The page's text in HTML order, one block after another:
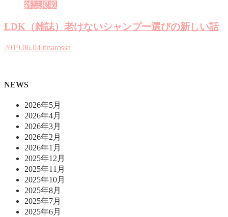
雑誌掲載
LDK（雑誌）老けないシャンプー選びの新しい話
2019.06.04 tinarossa
NEWS
2026年5月
2026年4月
2026年3月
2026年2月
2026年1月
2025年12月
2025年11月
2025年10月
2025年8月
2025年7月
2025年6月